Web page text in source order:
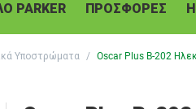
PARKER ΠΡΟΣΦΟΡΕΣ
Υποστρώματα / Oscar Plus B-202